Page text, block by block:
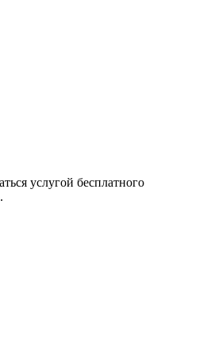
услугой бесплатного